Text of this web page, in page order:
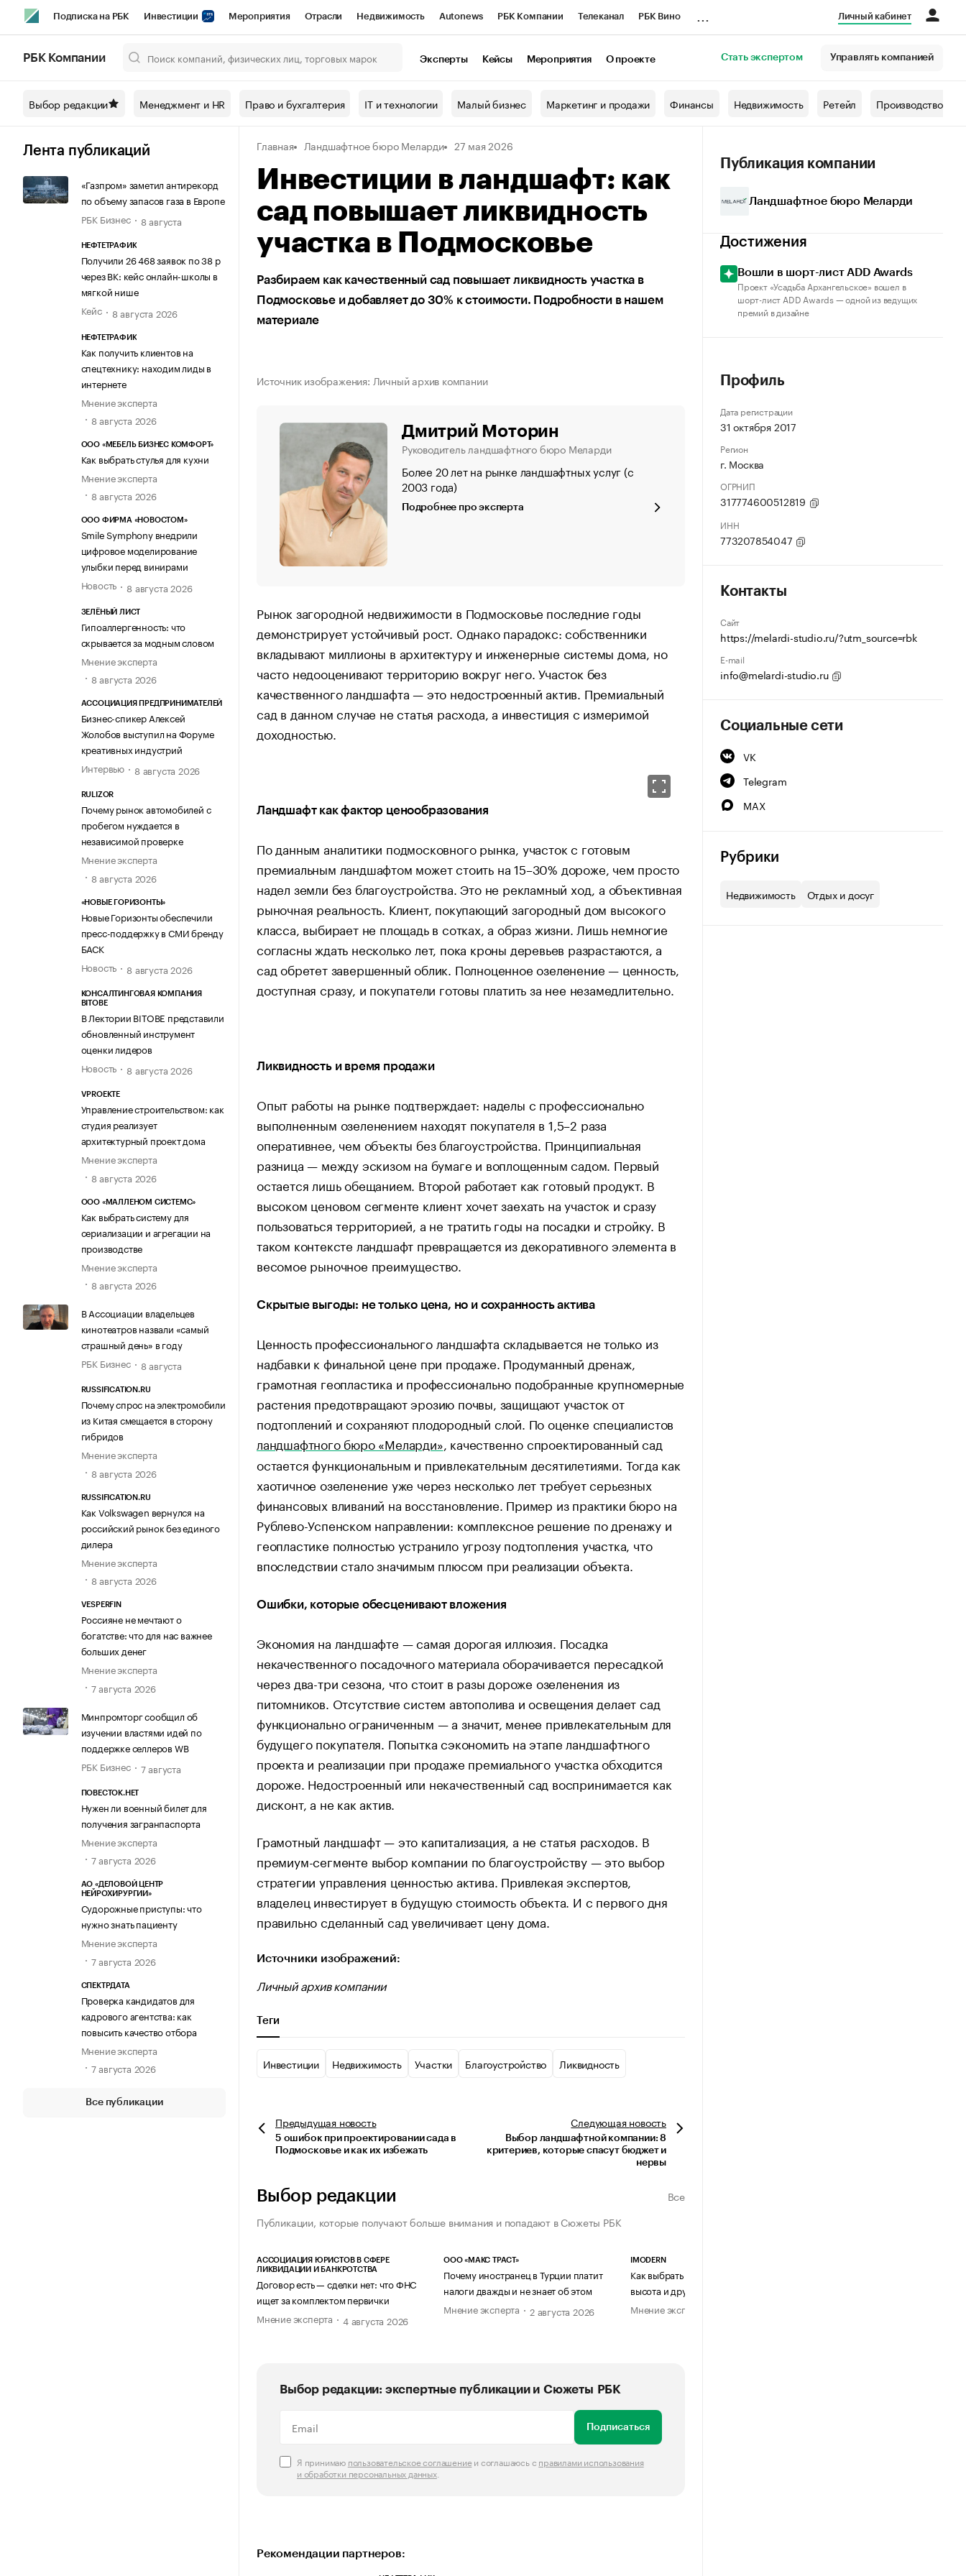
Подписка на РБК Инвестиции Мероприятия Отрасли Недвижимость Autonews РБК Компании Телеканал РБК Вино
Спецпроекты СПб Конференции СПб Спецпроекты Проверка контрагентов
Технологии и медиа Рынок наличной валюты
Личный кабинет
РБК Компании Эксперты Кейсы Мероприятия О проекте Стать экспертом Управлять компанией
Выбор редакции Менеджмент и HR Право и бухгалтерия IT и технологии Малый бизнес Маркетинг и продажи Финансы Недвижимость Ретейл Производство
Лента публикаций
«Газпром» заметил антирекорд
по объему запасов газа в Европе
РБК Бизнес
8 августа
НЕФТЕТРАФИК
Получили 26 468 заявок по 38 р
через ВК: кейс онлайн-школы в
мягкой нише
Кейс
8 августа 2026
НЕФТЕТРАФИК
Как получить клиентов на
спецтехнику: находим лиды в
интернете
Мнение эксперта
8 августа 2026
ООО «МЕБЕЛЬ БИЗНЕС КОМФОРТ»
Как выбрать стулья для кухни
Мнение эксперта
8 августа 2026
ООО ФИРМА «НОВОСТОМ»
Smile Symphony внедрили
цифровое моделирование
улыбки перед винирами
Новость
8 августа 2026
ЗЕЛЁНЫЙ ЛИСТ
Гипоаллергенность: что
скрывается за модным словом
Мнение эксперта
8 августа 2026
АССОЦИАЦИЯ ПРЕДПРИНИМАТЕЛЕЙ
Бизнес-спикер Алексей
Жолобов выступил на Форуме
креативных индустрий
Интервью
8 августа 2026
RULIZOR
Почему рынок автомобилей с
пробегом нуждается в
независимой проверке
Мнение эксперта
8 августа 2026
«НОВЫЕ ГОРИЗОНТЫ»
Новые Горизонты обеспечили
пресс-поддержку в СМИ бренду
БАСК
Новость
8 августа 2026
КОНСАЛТИНГОВАЯ КОМПАНИЯ
BITOBE
В Лектории BITOBE представили
обновленный инструмент
оценки лидеров
Новость
8 августа 2026
VPROEKTE
Управление строительством: как
студия реализует
архитектурный проект дома
Мнение эксперта
8 августа 2026
ООО «МАЛЛЕНОМ СИСТЕМС»
Как выбрать систему для
сериализации и агрегации на
производстве
Мнение эксперта
8 августа 2026
В Ассоциации владельцев
кинотеатров назвали «самый
страшный день» в году
РБК Бизнес
8 августа
RUSSIFICATION.RU
Почему спрос на электромобили
из Китая смещается в сторону
гибридов
Мнение эксперта
8 августа 2026
RUSSIFICATION.RU
Как Volkswagen вернулся на
российский рынок без единого
дилера
Мнение эксперта
8 августа 2026
VESPERFIN
Россияне не мечтают о
богатстве: что для нас важнее
больших денег
Мнение эксперта
7 августа 2026
Минпромторг сообщил об
изучении властями идей по
поддержке селлеров WB
РБК Бизнес
7 августа
ПОВЕСТОК.НЕТ
Нужен ли военный билет для
получения загранпаспорта
Мнение эксперта
7 августа 2026
АО «ДЕЛОВОЙ ЦЕНТР
НЕЙРОХИРУРГИИ»
Судорожные приступы: что
нужно знать пациенту
Мнение эксперта
7 августа 2026
СПЕКТРДАТА
Проверка кандидатов для
кадрового агентства: как
повысить качество отбора
Мнение эксперта
7 августа 2026
Все публикации
Главная Ландшафтное бюро Меларди 27 мая 2026
Инвестиции в ландшафт: как
сад повышает ликвидность
участка в Подмосковье
Разбираем как качественный сад повышает ликвидность участка в
Подмосковье и добавляет до 30% к стоимости. Подробности в нашем
материале
Источник изображения: Личный архив компании
Дмитрий Моторин
Руководитель ландшафтного бюро Меларди
Более 20 лет на рынке ландшафтных услуг (с
2003 года)
Подробнее про эксперта
Рынок загородной недвижимости в Подмосковье последние годы
демонстрирует устойчивый рост. Однако парадокс: собственники
вкладывают миллионы в архитектуру и инженерные системы дома, но
часто недооценивают территорию вокруг него. Участок без
качественного ландшафта — это недостроенный актив. Премиальный
сад в данном случае не статья расхода, а инвестиция с измеримой
доходностью.
Ландшафт как фактор ценообразования
По данным аналитики подмосковного рынка, участок с готовым
премиальным ландшафтом может стоить на 15–30% дороже, чем просто
надел земли без благоустройства. Это не рекламный ход, а объективная
рыночная реальность. Клиент, покупающий загородный дом высокого
класса, выбирает не площадь в сотках, а образ жизни. Лишь немногие
согласны ждать несколько лет, пока кроны деревьев разрастаются, а
сад обретет завершенный облик. Полноценное озеленение — ценность,
доступная сразу, и покупатели готовы платить за нее незамедлительно.
Ликвидность и время продажи
Опыт работы на рынке подтверждает: наделы с профессионально
выполненным озеленением находят покупателя в 1,5–2 раза
оперативнее, чем объекты без благоустройства. Принципиальная
разница — между эскизом на бумаге и воплощенным садом. Первый
остается лишь обещанием. Второй работает как готовый продукт. В
высоком ценовом сегменте клиент хочет заехать на участок и сразу
пользоваться территорией, а не тратить годы на посадки и стройку. В
таком контексте ландшафт превращается из декоративного элемента в
весомое рыночное преимущество.
Скрытые выгоды: не только цена, но и сохранность актива
Ценность профессионального ландшафта складывается не только из
надбавки к финальной цене при продаже. Продуманный дренаж,
грамотная геопластика и профессионально подобранные крупномерные
растения предотвращают эрозию почвы, защищают участок от
подтоплений и сохраняют плодородный слой. По оценке специалистов
ландшафтного бюро «Меларди» , качественно спроектированный сад
остается функциональным и привлекательным десятилетиями. Тогда как
хаотичное озеленение уже через несколько лет требует серьезных
финансовых вливаний на восстановление. Пример из практики бюро на
Рублево-Успенском направлении: комплексное решение по дренажу и
геопластике полностью устранило угрозу подтопления участка, что
впоследствии стало значимым плюсом при реализации объекта.
Ошибки, которые обесценивают вложения
Экономия на ландшафте — самая дорогая иллюзия. Посадка
некачественного посадочного материала оборачивается пересадкой
через два-три сезона, что стоит в разы дороже озеленения из
питомников. Отсутствие систем автополива и освещения делает сад
функционально ограниченным — а значит, менее привлекательным для
будущего покупателя. Попытка сэкономить на этапе ландшафтного
проекта и реализации при продаже премиального участка обходится
дороже. Недостроенный или некачественный сад воспринимается как
дисконт, а не как актив.
Грамотный ландшафт — это капитализация, а не статья расходов. В
премиум-сегменте выбор компании по благоустройству — это выбор
стратегии управления ценностью актива. Привлекая экспертов,
владелец инвестирует в будущую стоимость объекта. И с первого дня
правильно сделанный сад увеличивает цену дома.
Источники изображений:
Личный архив компании
Теги
Инвестиции Недвижимость Участки Благоустройство Ликвидность
Предыдущая новость
5 ошибок при проектировании сада в
Подмосковье и как их избежать
Следующаяновость
Выбор ландшафтной компании: 8
критериев, которые спасут бюджет и
нервы
Выбор редакции
Все
Публикации, которые получают больше внимания и попадают в Сюжеты РБК
АССОЦИАЦИЯ ЮРИСТОВ В СФЕРЕ
ЛИКВИДАЦИИ И БАНКРОТСТВА
Договор есть — сделки нет: что ФНС
ищет за комплектом первички
Мнение эксперта
4 августа 2026
ООО «МАКС ТРАСТ»
Почему иностранец в Турции платит
налоги дважды и не знает об этом
Мнение эксперта
2 августа 2026
IMODERN
Как выбрать журнальный столик:
высота и другие ключевые параметры
Мнение эксперта
Выбор редакции: экспертные публикации и Сюжеты РБК
Подписаться
Я принимаю пользовательское соглашениеи соглашаюсь с правилами использования
и обработки персональных данных.
Рекомендации партнеров:
Публикация компании
Ландшафтное бюро Меларди
Достижения
Вошли в шорт-лист ADD Awards
Проект «Усадьба Архангельское» вошел в
шорт-лист ADD Awards — одной из ведущих
премий в дизайне
Профиль
Дата регистрации
31 октября 2017
Регион
г. Москва
ОГРНИП
317774600512819
ИНН
773207854047
Контакты
Сайт
https://melardi-studio.ru/?utm_source=rbk
E-mail
info@melardi-studio.ru
Социальные сети
VK
Telegram
MAX
Рубрики
Недвижимость Отдых и досуг